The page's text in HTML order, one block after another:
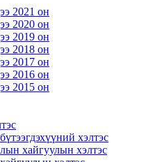
2021 он
2020 он
2019 он
2018 он
2017 он
2016 он
2015 он
хэлтэс
хайгуулын хэлтэс